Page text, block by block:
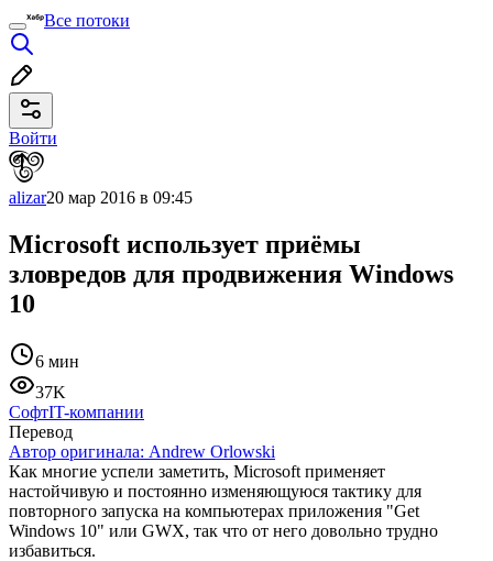
Все потоки
Войти
alizar20 мар 2016 в 09:45
Microsoft использует приёмы
зловредов для продвижения Windows
10
6 мин
37K
СофтIT-компании
Перевод
Автор оригинала: Andrew Orlowski
Как многие успели заметить, Microsoft применяет
настойчивую и постоянно изменяющуюся тактику для
повторного запуска на компьютерах приложения "Get
Windows 10" или GWX, так что от него довольно трудно
избавиться.